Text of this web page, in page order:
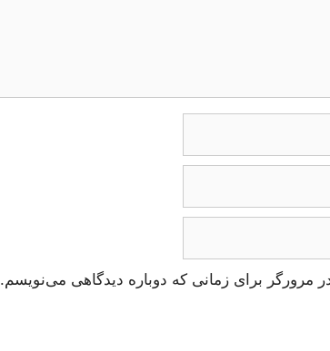
مرورگر برای زمانی که دوباره دیدگاهی می‌نویسم.